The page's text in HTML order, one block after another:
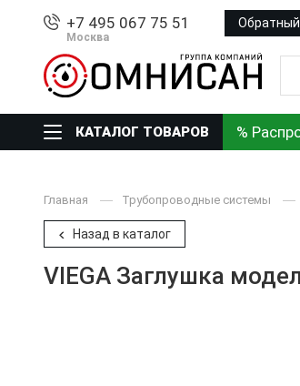
+7 495 067 75 51
Москва
КАТАЛОГ ТОВАРОВ %
Главная Трубопроводные системы
Назад в каталог
VIEGA Заглушка